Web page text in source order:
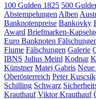
100 Gulden 1825 500
Abstempelungen Alben
Banknotenpreise Bankovky
Award Briefmarken-
Euro Banknoten
Fiume Fälschungen Galerie
IBNS Julius Meinl Kodnar
Künstner Matej Gabris Neue
Oberösterreich Peter Kuscsik
Schilling Schwarz
Krauthauf Viktor Krauthauf